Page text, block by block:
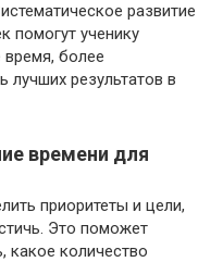
развитие
помогут ученику
более
лучших результатов в
времени для
приоритеты и цели,
Это поможет
какое количество